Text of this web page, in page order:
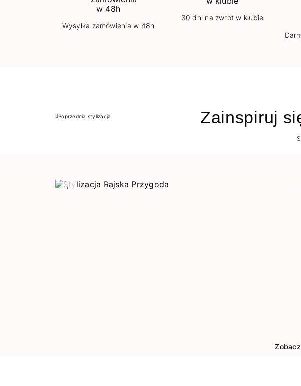
Wysyłka zamówienia w 48h
30 dni na zwrot w klubie
Zainspiruj
Poprzedni
Poprzednia stylizacja